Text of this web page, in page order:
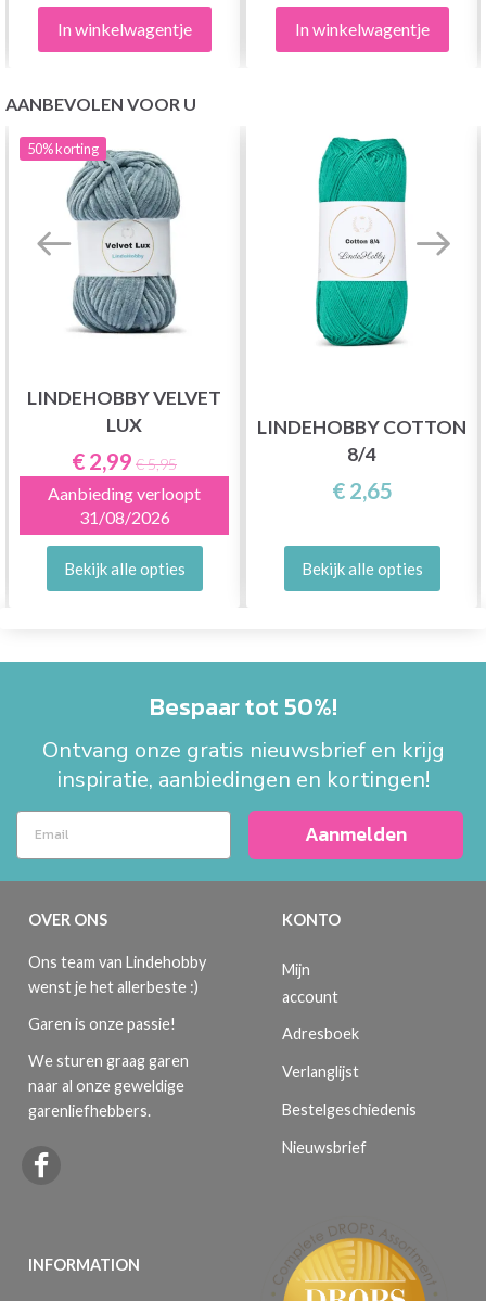
In winkelwagentje In winkelwagentje
AANBEVOLEN VOOR U
50%korting
LINDEHOBBY VELVET
LUX
€ 2,99 € 5,95
Aanbieding verloopt
31/08/2026
Bekijk alle opties
LINDEHOBBY COTTON
8/4
€ 2,65
Bekijk alle opties
Bespaar tot 50%!
Ontvang onze gratis nieuwsbrief en krijg
inspiratie, aanbiedingen en kortingen!
Aanmelden
OVER ONS
Ons team van Lindehobby
wenst je het allerbeste :)
Garen is onze passie!
We sturen graag garen
naar al onze geweldige
garenliefhebbers.
INFORMATION
KONTO
Mijn
account
Adresboek
Verlanglijst
Bestelgeschiedenis
Nieuwsbrief